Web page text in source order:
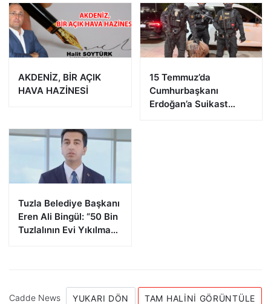
AKDENİZ, BİR AÇIK
HAVA HAZİNESİ
15 Temmuz’da
Cumhurbaşkanı
Erdoğan’a Suikast
Tuzla Belediye Başkanı
Eren Ali Bingül: “50 Bin
Tuzlalının Evi Yıkılma
Cadde News YUKARI DÖN TAM HALINI GÖRÜNTÜLE